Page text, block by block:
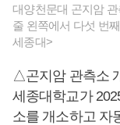
대양천문대 곤지암
줄 왼쪽에서 다섯 번
세종대>
△곤지암 관측소
세종대학교가
소를 개소하고 자